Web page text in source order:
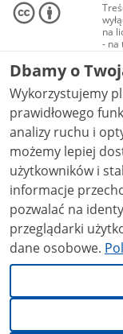
na
- na
NC-
Dbamy o
Wykorzystujemy
prawidłowego
analizy ruchu i
możemy lepiej
użytkowników i stale
informacje
pozwalać na
przeglądarki
dane osobowe.